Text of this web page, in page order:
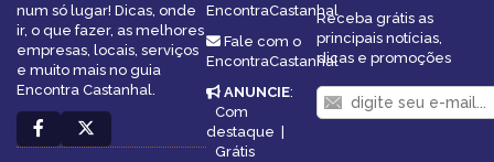
num só lugar! Dicas, onde
ir, o que fazer, as melhores
empresas, locais, serviços
e muito mais no guia
Encontra Castanhal.
EncontraCastanhal
Fale com o
EncontraCastanhal
ANUNCIE:
Com
destaque |
Grátis
Receba grátis as
principais notícias,
dicas e promoções